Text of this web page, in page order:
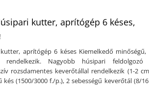
idő alatt. A gép könnyen tisztítható,
bennragadna a szennyeződés. Műszaki adatok: Erős,
teherbírással rendelkezikKések és a
6 késsel felszerelveFordulatszám
teljesítménye: 11 Kw2 tál sebesség: 8/
Kw - 0,58 KwÁramforrás: 400VMéret: 1071 x
HőmérőÉrintőképernyős vezérlés (50
kutter, aprítógép 6 késes,
aprítógép 6 késes Kiemelkedő
Nagyobb húsipari feldolgozó
rozsdamentes keverőtállal rendelkezik (1-2
kés (1500/3000 f./p.), 2 sebességű keverőtál (8/